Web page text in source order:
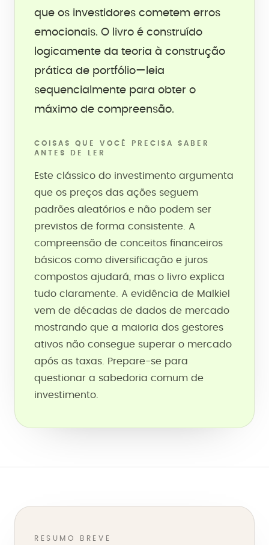
que os investidores cometem erros
emocionais. O livro é construído
logicamente da teoria à construção
prática de portfólio—leia
sequencialmente para obter o
máximo de compreensão.
COISAS QUE VOCÊ PRECISA SABER
ANTES DE LER
Este clássico do investimento argumenta
que os preços das ações seguem
padrões aleatórios e não podem ser
previstos de forma consistente. A
compreensão de conceitos financeiros
básicos como diversificação e juros
compostos ajudará, mas o livro explica
tudo claramente. A evidência de Malkiel
vem de décadas de dados de mercado
mostrando que a maioria dos gestores
ativos não consegue superar o mercado
após as taxas. Prepare-se para
questionar a sabedoria comum de
investimento.
RESUMO BREVE